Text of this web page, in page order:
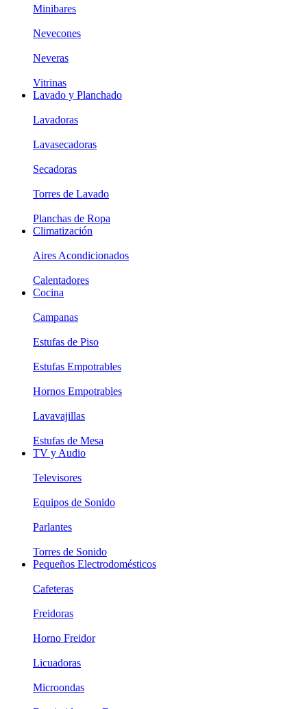
Minibares
Nevecones
Neveras
Vitrinas
Lavado y Planchado
Lavadoras
Lavasecadoras
Secadoras
Torres de Lavado
Planchas de Ropa
Climatización
Aires Acondicionados
Calentadores
Cocina
Campanas
Estufas de Piso
Estufas Empotrables
Hornos Empotrables
Lavavajillas
Estufas de Mesa
TV y Audio
Televisores
Equipos de Sonido
Parlantes
Torres de Sonido
Pequeños Electrodomésticos
Cafeteras
Freidoras
Horno Freidor
Licuadoras
Microondas